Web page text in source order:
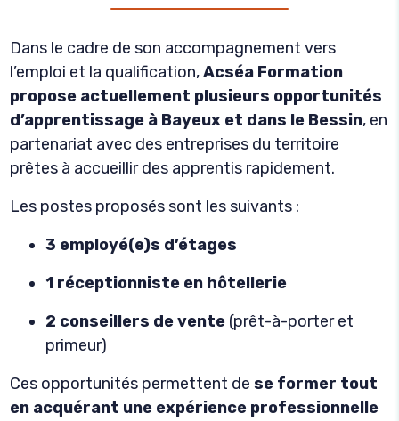
Dans le cadre de son accompagnement vers
l’emploi et la qualification,Acséa Formation
propose actuellement plusieurs opportunités
d’apprentissage à Bayeux et dans le Bessin, en
partenariat avec des entreprises du territoire
prêtes à accueillir des apprentis rapidement.
Les postes proposés sont les suivants :
3 employé(e)s d’étages
1 réceptionniste en hôtellerie
2 conseillers de vente (prêt-à-porter et
primeur)
Ces opportunités permettent dese former tout
en acquérant une expérience professionnelle